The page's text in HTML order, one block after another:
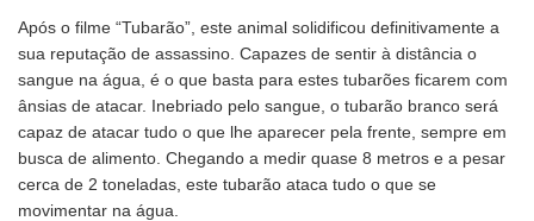
Após o filme “Tubarão”, este animal solidificou definitivamente a
sua reputação de assassino. Capazes de sentir à distância o
sangue na água, é o que basta para estes tubarões ficarem com
ânsias de atacar. Inebriado pelo sangue, o tubarão branco será
capaz de atacar tudo o que lhe aparecer pela frente, sempre em
busca de alimento. Chegando a medir quase 8 metros e a pesar
cerca de 2 toneladas, este tubarão ataca tudo o que se
movimentar na água.